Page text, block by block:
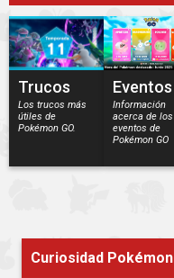
Trucos
Los trucos más
útiles de
Pokémon GO.
Eventos
Información
acerca de los
eventos de
Pokémon GO
Curiosidad Pokémon